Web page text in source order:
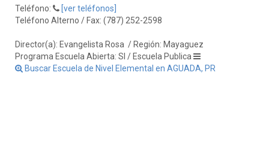
Teléfono:
[ver teléfonos]
Teléfono Alterno / Fax: (787) 252-2598
Director(a): Evangelista Rosa / Región: Mayaguez
Programa Escuela Abierta: SI / Escuela Publica
Buscar Escuela de Nivel Elemental en AGUADA, PR